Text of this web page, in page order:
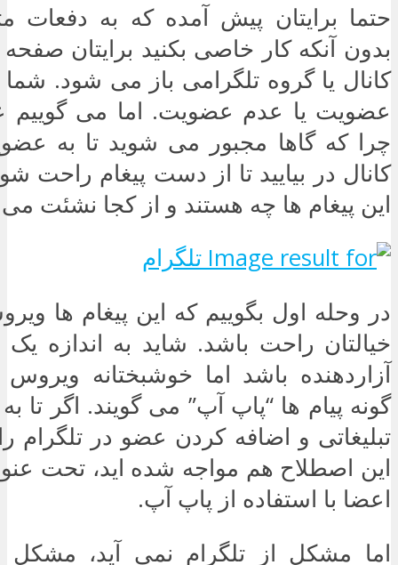
حتما برایتان پیش آمده که به دفعات
بدون آنکه کار خاصی بکنید برایتان
کانال یا گروه تلگرامی باز می شود. شما
عضویت یا عدم عضویت. اما می گوییم
چرا که گاها مجبور می شوید تا به
کانال در بیایید تا از دست پیغام راحت
این پیغام ها چه هستند و از کجا نشئت می
در وحله اول بگوییم که این پیغام ها
خیالتان راحت باشد. شاید به اندازه یک
آزاردهنده باشد اما خوشبختانه ویروس
گونه پیام ها “پاپ آپ” می گویند. اگر تا
تبلیغاتی و اضافه کردن عضو در تلگرام
این اصطلاح هم مواجه شده اید، تحت
اعضا با استفاده از پاپ آپ.
اما مشکل از تلگرام نمی آید،